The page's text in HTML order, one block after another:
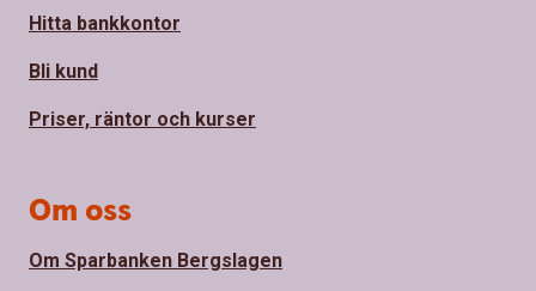
Hitta bankkontor
Bli kund
Priser, räntor och kurser
Om oss
Om Sparbanken Bergslagen